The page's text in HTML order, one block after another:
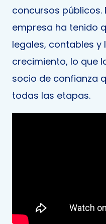
concursos públicos.
empresa ha tenido
legales, contables
crecimiento, lo que
socio de confianza
todas las etapas.